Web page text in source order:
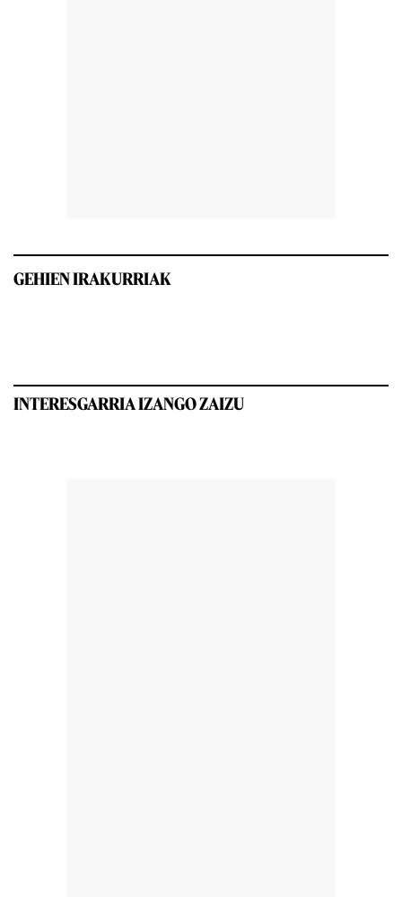
GEHIEN IRAKURRIAK
INTERESGARRIA IZANGO ZAIZU